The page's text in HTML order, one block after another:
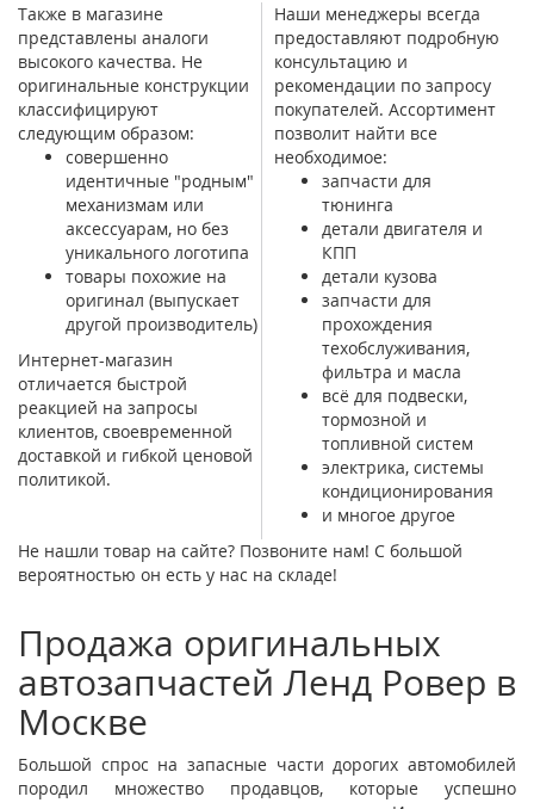
Также в магазине
представлены аналоги
высокого качества. Не
оригинальные конструкции
классифицируют
следующим образом:
совершенно
идентичные "родным"
механизмам или
аксессуарам, но без
уникального логотипа
товары похожие на
оригинал (выпускает
другой производитель)
Интернет-магазин
отличается быстрой
реакцией на запросы
клиентов, своевременной
доставкой и гибкой ценовой
политикой.
Наши менеджеры всегда
предоставляют подробную
консультацию и
рекомендации по запросу
покупателей. Ассортимент
позволит найти все
необходимое:
запчасти для
тюнинга
детали двигателя и
КПП
детали кузова
запчасти для
прохождения
техобслуживания,
фильтра и масла
всё для подвески,
тормозной и
топливной систем
электрика, системы
кондиционирования
и многое другое
Не нашли товар на сайте? Позвоните нам! С большой
вероятностью он есть у нас на складе!
Продажа оригинальных
автозапчастей Ленд Ровер в
Москве
Большой спрос на запасные части дорогих автомобилей
породил множество продавцов, которые успешно